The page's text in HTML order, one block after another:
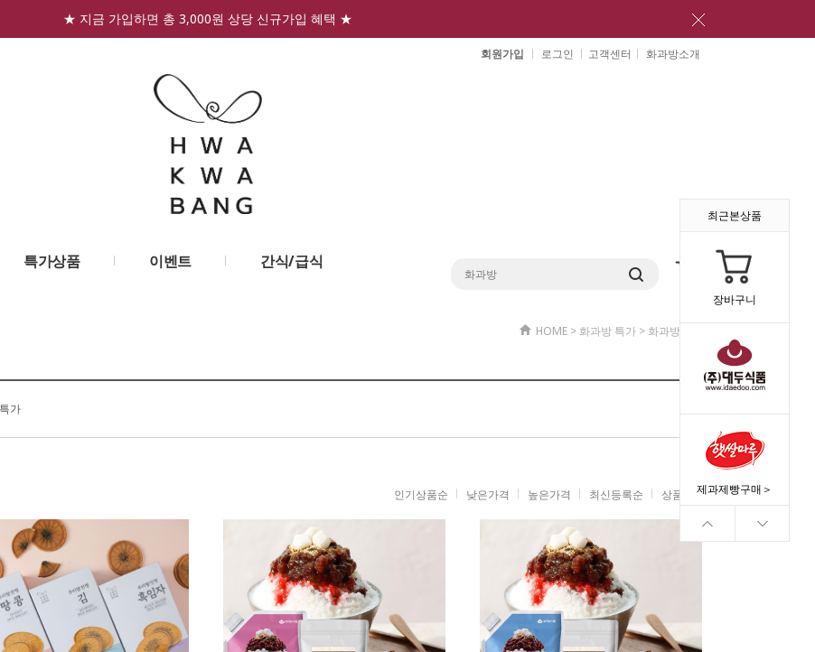
★ 지금 가입하면 총 3,000원 상당 신규가입 혜택 ★
회원가입 로그인 고객센터 화과방소개
특가상품 이벤트
간식/급식
최근본상품
장바구니
제과제빵구매＞
HOME >화과방 특가 >화과방 특가
가
인기상품순 낮은가격 높은가격 최신등록순 상품명순